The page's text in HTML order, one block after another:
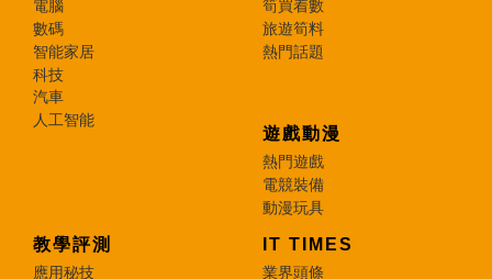
電腦
數碼
智能家居
科技
汽車
人工智能
筍買着數
旅遊筍料
熱門話題
遊戲動漫
熱門遊戲
電競裝備
動漫玩具
教學評測
應用秘技
IT TIMES
業界頭條